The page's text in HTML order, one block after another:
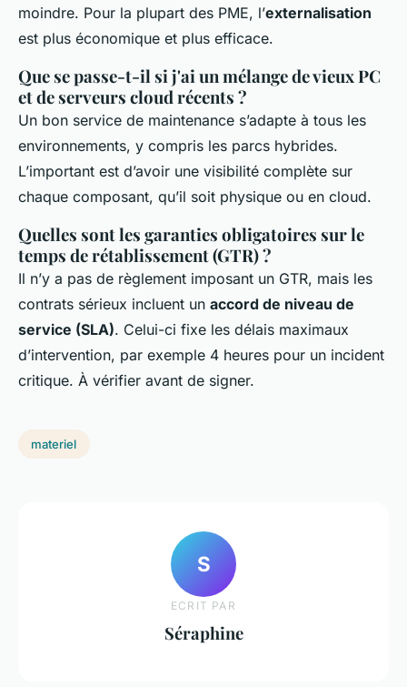
moindre. Pour la plupart des PME, l’externalisation
est plus économique et plus efficace.
Que se passe-t-il si j'ai un mélange de vieux PC
et de serveurs cloud récents ?
Un bon service de maintenance s’adapte à tous les
environnements, y compris les parcs hybrides.
L’important est d’avoir une visibilité complète sur
chaque composant, qu’il soit physique ou en cloud.
Quelles sont les garanties obligatoires sur le
temps de rétablissement (GTR) ?
Il n’y a pas de règlement imposant un GTR, mais les
contrats sérieux incluent un accord de niveau de
service (SLA). Celui-ci fixe les délais maximaux
d’intervention, par exemple 4 heures pour un incident
critique. À vérifier avant de signer.
materiel
S
ECRIT PAR
Séraphine